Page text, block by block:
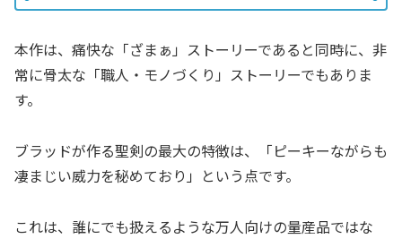
本作は、痛快な「ざまぁ」ストーリーであると同時に、非
常に骨太な「職人・モノづくり」ストーリーでもありま
す。
ブラッドが作る聖剣の最大の特徴は、「ピーキーながらも
凄まじい威力を秘めており」という点です。
これは、誰にでも扱えるような万人向けの量産品ではな